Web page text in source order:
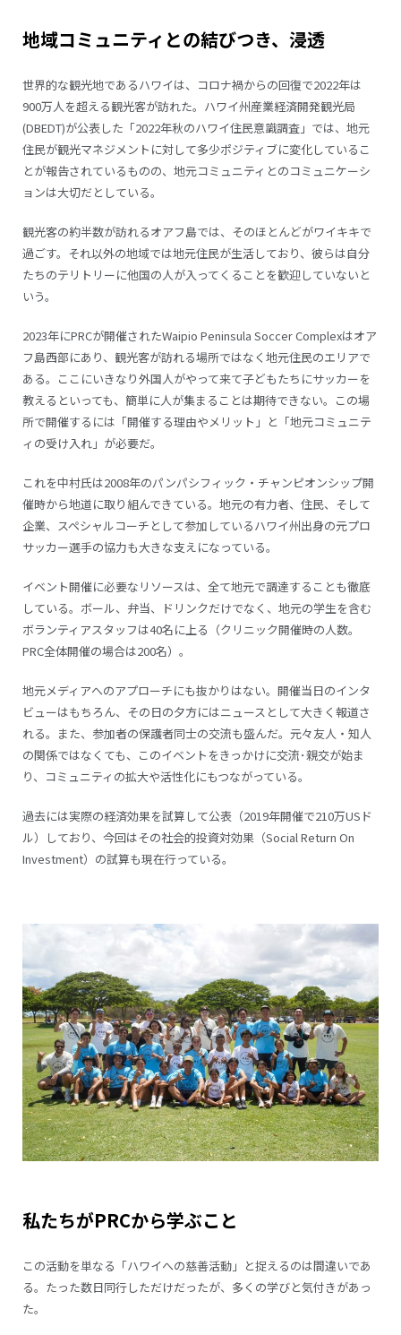
地域コミュニティとの結びつき、浸透
世界的な観光地であるハワイは、コロナ禍からの回復で2022年は
900万人を超える観光客が訪れた。ハワイ州産業経済開発観光局
(DBEDT)が公表した「2022年秋のハワイ住民意識調査」では、地元
住民が観光マネジメントに対して多少ポジティブに変化しているこ
とが報告されているものの、地元コミュニティとのコミュニケーシ
ョンは大切だとしている。
観光客の約半数が訪れるオアフ島では、そのほとんどがワイキキで
過ごす。それ以外の地域では地元住民が生活しており、彼らは自分
たちのテリトリーに他国の人が入ってくることを歓迎していないと
いう。
2023年にPRCが開催されたWaipio Peninsula Soccer Complexはオア
フ島西部にあり、観光客が訪れる場所ではなく地元住民のエリアで
ある。ここにいきなり外国人がやって来て子どもたちにサッカーを
教えるといっても、簡単に人が集まることは期待できない。この場
所で開催するには「開催する理由やメリット」と「地元コミュニテ
ィの受け入れ」が必要だ。
これを中村氏は2008年のパンパシフィック・チャンピオンシップ開
催時から地道に取り組んできている。地元の有力者、住民、そして
企業、スペシャルコーチとして参加しているハワイ州出身の元プロ
サッカー選手の協力も大きな支えになっている。
イベント開催に必要なリソースは、全て地元で調達することも徹底
している。ボール、弁当、ドリンクだけでなく、地元の学生を含む
ボランティアスタッフは40名に上る（クリニック開催時の人数。
PRC全体開催の場合は200名）。
地元メディアへのアプローチにも抜かりはない。開催当日のインタ
ビューはもちろん、その日の夕方にはニュースとして大きく報道さ
れる。また、参加者の保護者同士の交流も盛んだ。元々友人・知人
の関係ではなくても、このイベントをきっかけに交流･親交が始ま
り、コミュニティの拡大や活性化にもつながっている。
過去には実際の経済効果を試算して公表（2019年開催で210万USド
ル）しており、今回はその社会的投資対効果（Social Return On
Investment）の試算も現在行っている。
私たちがPRCから学ぶこと
この活動を単なる「ハワイへの慈善活動」と捉えるのは間違いであ
る。たった数日同行しただけだったが、多くの学びと気付きがあっ
た。